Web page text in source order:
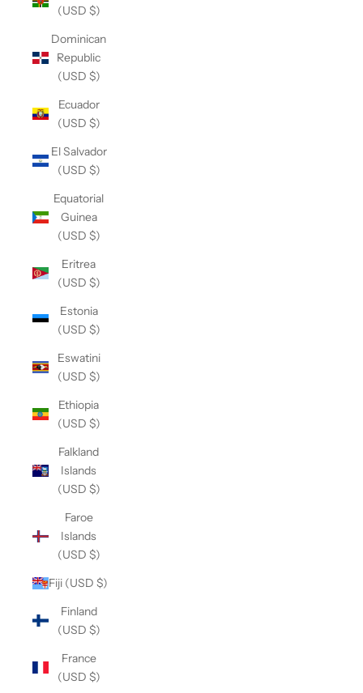
(USD $)
Dominican
Republic
(USD $)
Ecuador
(USD $)
El Salvador
(USD $)
Equatorial
Guinea
(USD $)
Eritrea
(USD $)
Estonia
(USD $)
Eswatini
(USD $)
Ethiopia
(USD $)
Falkland
Islands
(USD $)
Faroe
Islands
(USD $)
Fiji (USD $)
Finland
(USD $)
France
(USD $)